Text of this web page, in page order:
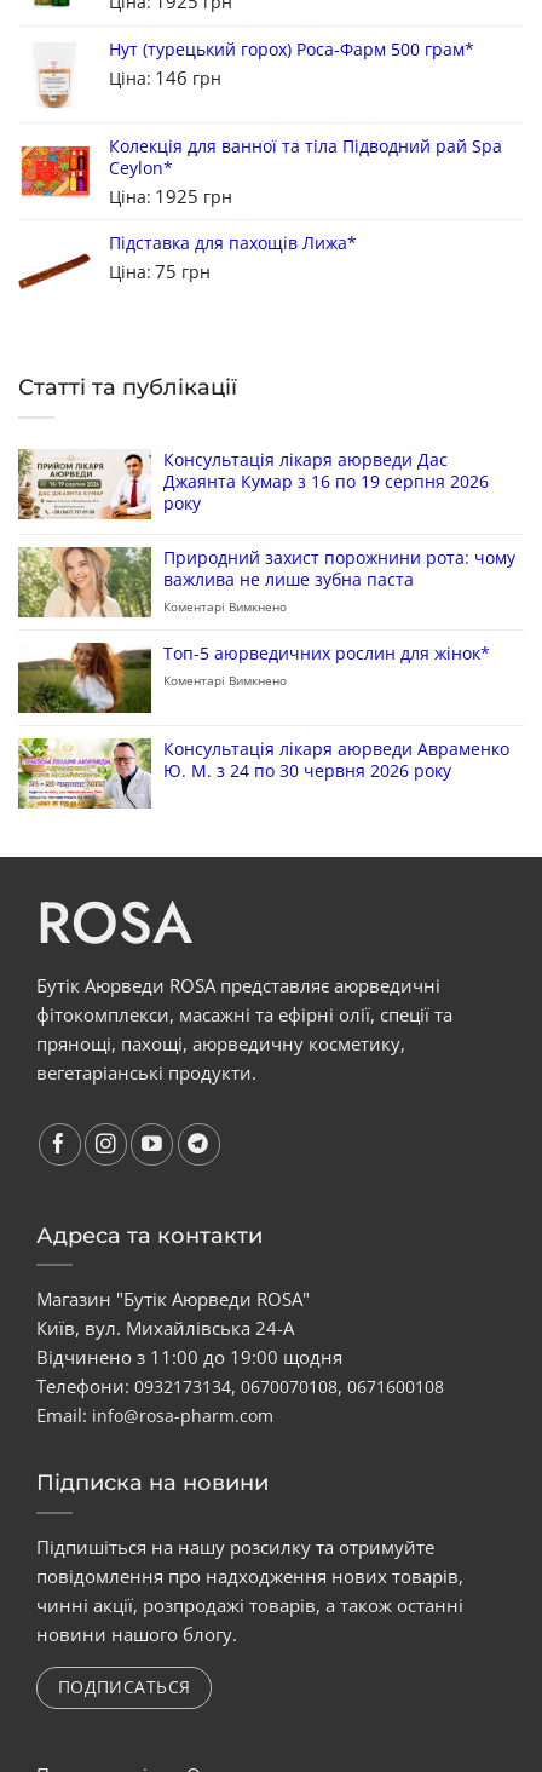
Нут (турецький горох) Роса-Фарм 500 грам*
Ціна: 146 грн
Колекція для ванної та тіла Підводний рай Spa
Ceylon*
Ціна: 1925 грн
Підставка для пахощів Лижа*
Ціна: 75 грн
Статті та публікації
Консультація лікаря аюрведи Дас
Джаянта Кумар з 16 по 19 серпня 2026
року
Природний захист порожнини рота: чому
важлива не лише зубна паста
Коментарі Вимкнено
Топ-5 аюрведичних рослин для жінок*
Коментарі Вимкнено
Консультація лікаря аюрведи Авраменко
Ю. М. з 24 по 30 червня 2026 року
ROSA
Бутік Аюрведи ROSA представляє аюрведичні
фітокомплекси, масажні та ефірні олії, спеції та
прянощі, пахощі, аюрведичну косметику,
вегетаріанські продукти.
Адреса та контакти
Магазин "Бутік Аюрведи ROSA"
Київ, вул. Михайлівська 24-А
Відчинено з 11:00 до 19:00 щодня
Телефони: 0932173134, 0670070108, 0671600108
Email: info@rosa-pharm.com
Підписка на новини
Підпишіться на нашу розсилку та отримуйте
повідомлення про надходження нових товарів,
чинні акції, розпродажі товарів, а також останні
новини нашого блогу.
ПОДПИСАТЬСЯ